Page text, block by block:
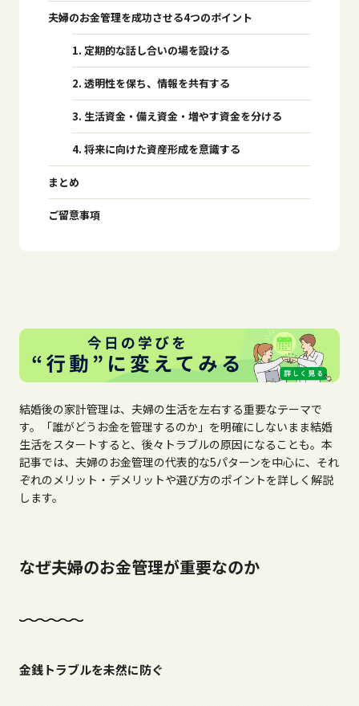
夫婦のお金管理を成功させる4つのポイント
1. 定期的な話し合いの場を設ける
2. 透明性を保ち、情報を共有する
3. 生活資金・備え資金・増やす資金を分ける
4. 将来に向けた資産形成を意識する
まとめ
ご留意事項
結婚後の家計管理は、夫婦の生活を左右する重要なテーマで
す。「誰がどうお金を管理するのか」を明確にしないまま結婚
生活をスタートすると、後々トラブルの原因になることも。本
記事では、夫婦のお金管理の代表的な5パターンを中心に、それ
ぞれのメリット・デメリットや選び方のポイントを詳しく解説
します。
なぜ夫婦のお金管理が重要なのか
金銭トラブルを未然に防ぐ